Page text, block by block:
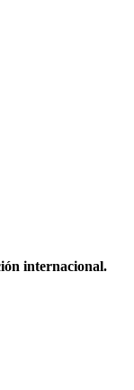
internacional.